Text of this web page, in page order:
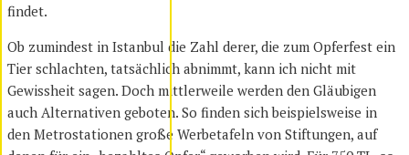
findet.
Ob zumindest in Istanbul die Zahl derer, die zum Opferfest ein
Tier schlachten, tatsächlich abnimmt, kann ich nicht mit
Gewissheit sagen. Doch mittlerweile werden den Gläubigen
auch Alternativen geboten. So finden sich beispielsweise in
den Metrostationen große Werbetafeln von Stiftungen, auf